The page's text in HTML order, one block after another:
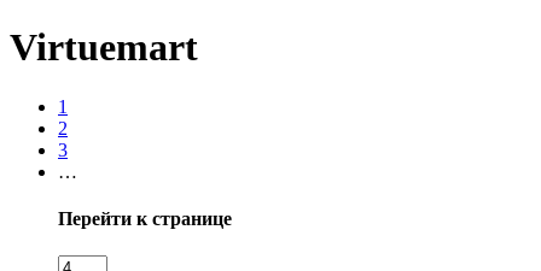
Virtuemart
1
2
3
…
Перейти к странице